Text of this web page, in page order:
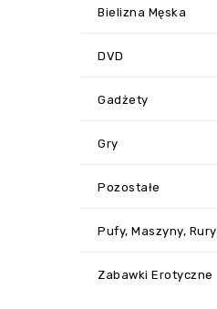
Bielizna Męska
DVD
Gadżety
Gry
Pozostałe
Pufy, Maszyny, Rury
Zabawki Erotyczne